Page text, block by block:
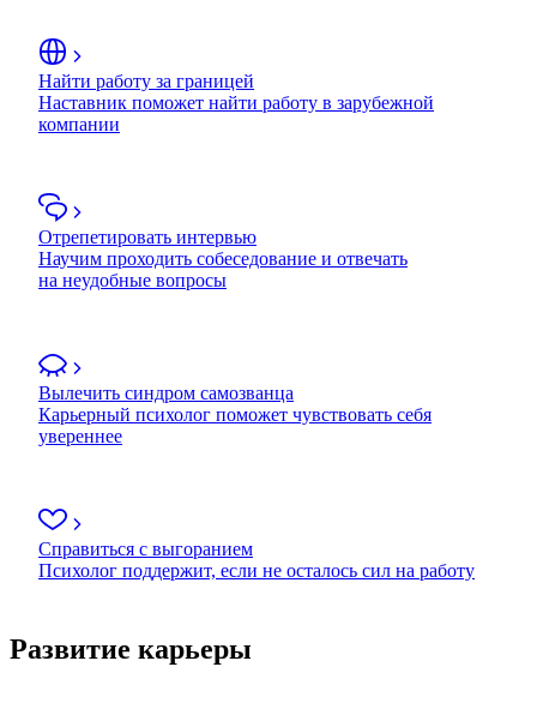
Найти работу за границей
Наставник поможет найти работу в зарубежной
компании
Отрепетировать интервью
Научим проходить собеседование и отвечать
на неудобные вопросы
Вылечить синдром самозванца
Карьерный психолог поможет чувствовать себя
увереннее
Справиться с выгоранием
Психолог поддержит, если не осталось сил на работу
Развитие карьеры